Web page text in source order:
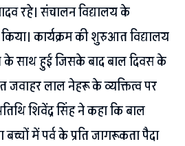
रहे। संचालन विद्यालय के
किया। कार्यक्रम की शुरुआत विद्यालय
के साथ हुई जिसके बाद बाल दिवस के
जवाहर लाल नेहरू के व्यक्तित्व पर
शिवेंद्र सिंह ने कहा कि बाल
बच्चों में पर्व के प्रति जागरूकता पैदा